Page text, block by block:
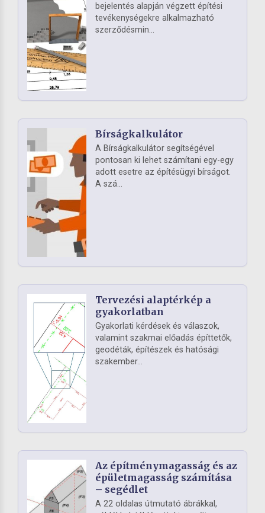
bejelentés alapján végzett építési
tevékenységekre alkalmazható
szerződésmin...
Bírságkalkulátor
A Bírságkalkulátor segítségével
pontosan ki lehet számítani egy-egy
adott esetre az építésügyi bírságot.
A szá...
Tervezési alaptérkép a
gyakorlatban
Gyakorlati kérdések és válaszok,
valamint szakmai előadás építtetők,
geodéták, építészek és hatósági
szakember...
Az építménymagasság és az
épületmagasság számítása
– segédlet
A 22 oldalas útmutató ábrákkal,